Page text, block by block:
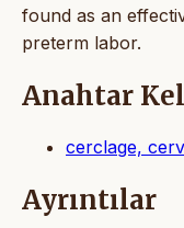
found as an
preterm labor.
Anahtar
cerclage,
Ayrıntılar